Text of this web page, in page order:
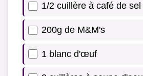
1/2 cuillère à café de sel
200g de M&M's
1 blanc d'œuf